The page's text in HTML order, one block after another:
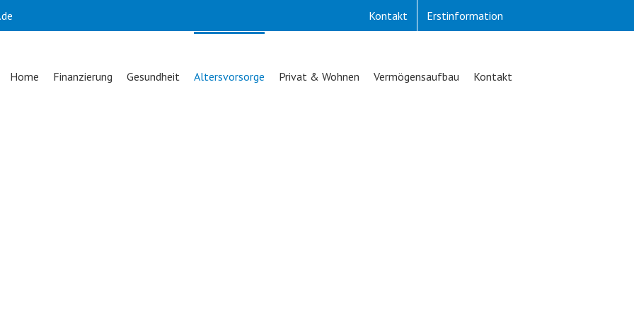
Kontakt Erstinformation
Home Finanzierung Gesundheit Altersvorsorge Privat & Wohnen Vermögensaufbau Kontakt